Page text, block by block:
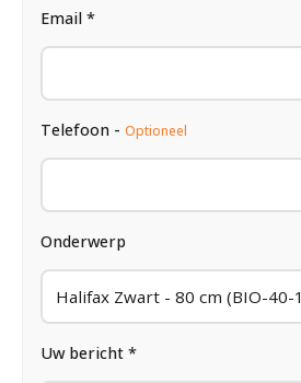
Email *
Telefoon - Optioneel
Onderwerp
Uw bericht *